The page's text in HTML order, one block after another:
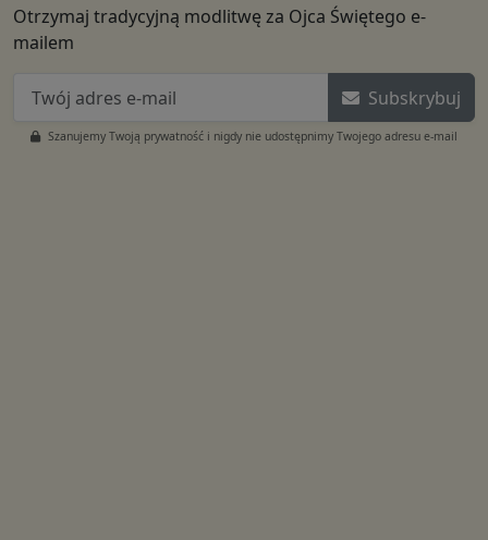
Otrzymaj tradycyjną modlitwę za Ojca Świętego e-
mailem
Subskrybuj
Szanujemy Twoją prywatność i nigdy nie udostępnimy Twojego adresu e-mail